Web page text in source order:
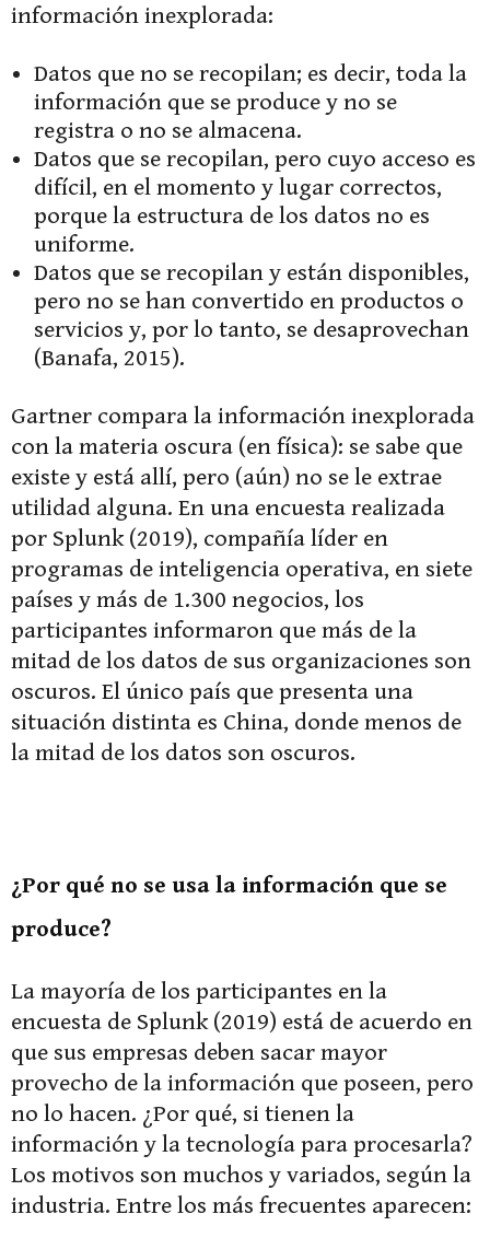
información inexplorada:
Datos que no se recopilan; es decir, toda la
información que se produce y no se
registra o no se almacena.
Datos que se recopilan, pero cuyo acceso es
difícil, en el momento y lugar correctos,
porque la estructura de los datos no es
uniforme.
Datos que se recopilan y están disponibles,
pero no se han convertido en productos o
servicios y, por lo tanto, se desaprovechan
(Banafa, 2015).
Gartner compara la información inexplorada
con la materia oscura (en física): se sabe que
existe y está allí, pero (aún) no se le extrae
utilidad alguna. En una encuesta realizada
por Splunk (2019), compañía líder en
programas de inteligencia operativa, en siete
países y más de 1.300 negocios, los
participantes informaron que más de la
mitad de los datos de sus organizaciones son
oscuros. El único país que presenta una
situación distinta es China, donde menos de
la mitad de los datos son oscuros.
¿Por qué no se usa la información que se
produce?
La mayoría de los participantes en la
encuesta de Splunk (2019) está de acuerdo en
que sus empresas deben sacar mayor
provecho de la información que poseen, pero
no lo hacen. ¿Por qué, si tienen la
información y la tecnología para procesarla?
Los motivos son muchos y variados, según la
industria. Entre los más frecuentes aparecen: